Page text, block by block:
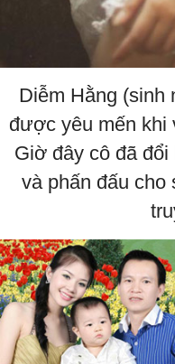
Diễm Hằng (sinh
được yêu mến khi
Giờ đây cô đã
và phấn đấu cho